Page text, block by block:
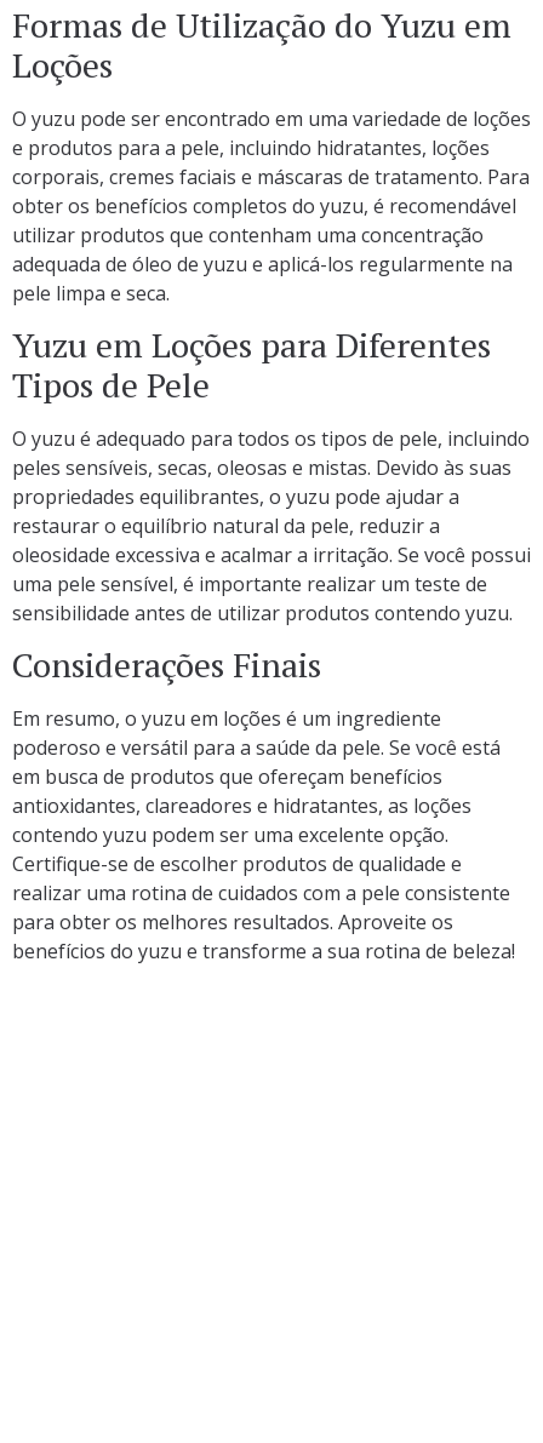
Formas de Utilização do Yuzu em
Loções
O yuzu pode ser encontrado em uma variedade de loções
e produtos para a pele, incluindo hidratantes, loções
corporais, cremes faciais e máscaras de tratamento. Para
obter os benefícios completos do yuzu, é recomendável
utilizar produtos que contenham uma concentração
adequada de óleo de yuzu e aplicá-los regularmente na
pele limpa e seca.
Yuzu em Loções para Diferentes
Tipos de Pele
O yuzu é adequado para todos os tipos de pele, incluindo
peles sensíveis, secas, oleosas e mistas. Devido às suas
propriedades equilibrantes, o yuzu pode ajudar a
restaurar o equilíbrio natural da pele, reduzir a
oleosidade excessiva e acalmar a irritação. Se você possui
uma pele sensível, é importante realizar um teste de
sensibilidade antes de utilizar produtos contendo yuzu.
Considerações Finais
Em resumo, o yuzu em loções é um ingrediente
poderoso e versátil para a saúde da pele. Se você está
em busca de produtos que ofereçam benefícios
antioxidantes, clareadores e hidratantes, as loções
contendo yuzu podem ser uma excelente opção.
Certifique-se de escolher produtos de qualidade e
realizar uma rotina de cuidados com a pele consistente
para obter os melhores resultados. Aproveite os
benefícios do yuzu e transforme a sua rotina de beleza!